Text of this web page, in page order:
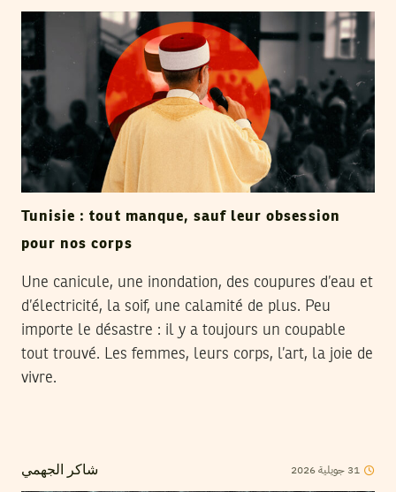
Tunisie : tout manque, sauf leur obsession
pour nos corps
Une canicule, une inondation, des coupures d’eau et
d’électricité, la soif, une calamité de plus. Peu
importe le désastre : il y a toujours un coupable
tout trouvé. Les femmes, leurs corps, l’art, la joie de
vivre.
شاكر الجهمي 31 جويلية2026